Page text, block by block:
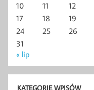
10
11 12
17
18 19
24
25 26
31
« lip
KATEGORIE WPISÓW